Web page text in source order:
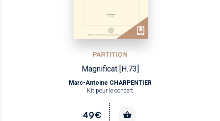
PARTITION
Magnificat [H.73]
Marc-Antoine CHARPENTIER
Kit pour le concert
49€